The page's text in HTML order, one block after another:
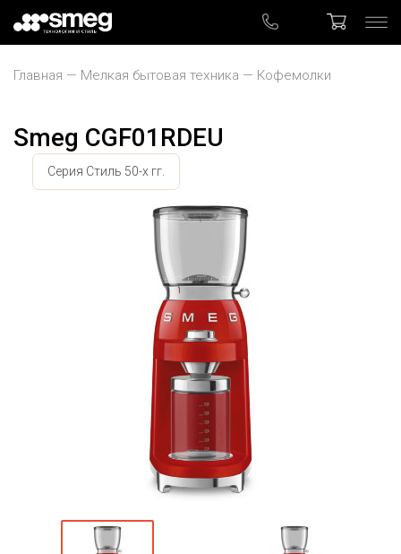
Главная Мелкая бытовая техника Кофемолки
Smeg CGF01RDEU
Серия Стиль 50-х гг.